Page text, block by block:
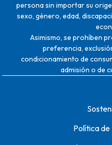
persona sin importar su
sexo, género, edad,
Asimismo, se prohíben
preferencia,
condicionamiento de
admisión o de
Política